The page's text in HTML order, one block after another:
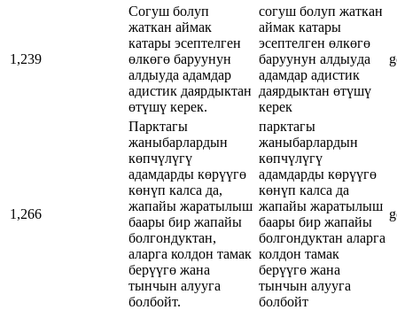
1,239
Согуш болуп
жаткан аймак
катары эсептелген
өлкөгө баруунун
алдыyда адамдар
адистик даярдыктан
өтүшү керек.
согуш болуп жаткан
аймак катары
эсептелген өлкөгө
баруунун алдыyда
адамдар адистик
даярдыктан өтүшү
керек
1,266
Парктагы
жаныбарлардын
көпчүлүгү
адамдарды көрүүгө
көнүп калса да,
жапайы жаратылыш
баары бир жапайы
болгондуктан,
аларга колдон тамак
берүүгө жана
тынчын алууга
болбойт.
парктагы
жаныбарлардын
көпчүлүгү
адамдарды көрүүгө
көнүп калса да
жапайы жаратылыш
баары бир жапайы
болгондуктан аларга
колдон тамак
берүүгө жана
тынчын алууга
болбойт